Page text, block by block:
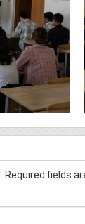
Required fields